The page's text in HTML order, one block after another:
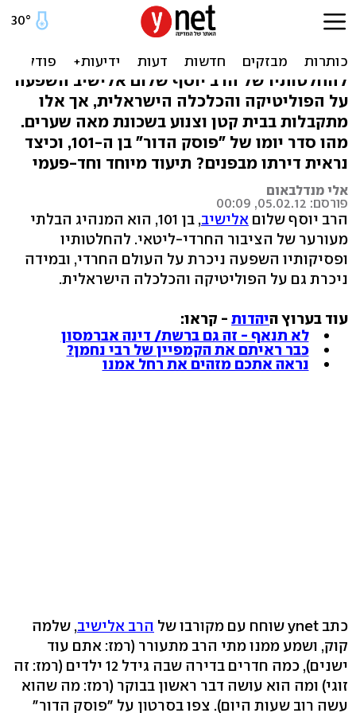
הצצה נדירה במיוחד: יום בחיי
הרב אלישיב
להחלטותיו של הרב יוסף שלום אלישיב השפעה
על הפוליטיקה והכלכלה הישראלית, אך אלו
מתקבלות בבית קטן וצנוע בשכונת מאה שערים.
מהו סדר יומו של "פוסק הדור" בן ה-101, וכיצד
נראית דירתו מבפנים? תיעוד מיוחד וחד-פעמי
אלי מנדלבאום
פורסם: 05.02.12, 00:09
הרב יוסף שלום אלישיב
, בן 101, הוא המנהיג הבלתי
מעורער של הציבור החרדי-ליטאי. להחלטותיו
ופסיקותיו השפעה ניכרת על העולם החרדי, ובמידה
ניכרת גם על הפוליטיקה והכלכלה הישראלית.
עוד בערוץ היהדות - קראו:
לא תנאף - זה גם ברשת/ דינה אברמסון
כבר ראיתם את הקמפיין של רבי נחמן?
נראה אתכם מזהים את רחל אמנו
כתב ynet שוחח עם מקורבו של הרב אלישיב, שלמה
קוק, ושמע ממנו מתי הרב מתעורר (רמז: אתם עוד
ישנים), כמה חדרים בדירה שבה גידל 12 ילדים (רמז: זה
זוגי) ומה הוא עושה דבר ראשון בבוקר (רמז: מה שהוא
עשה רוב שעות היום). צפו בסרטון על "פוסק הדור"